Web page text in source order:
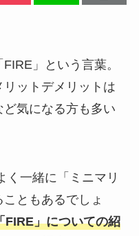
」という言葉。
ットデメリットは
気になる方も多い
く一緒に「ミニマリ
ともあるでしょ
FIRE」についての紹